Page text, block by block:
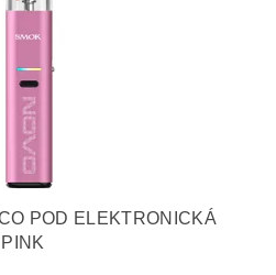
POD ELEKTRONICKÁ